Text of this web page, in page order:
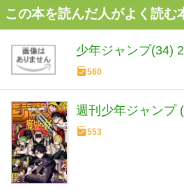
この本を読んだ人がよく読む
少年ジャンプ(34)
560
週刊少年ジャンプ
553